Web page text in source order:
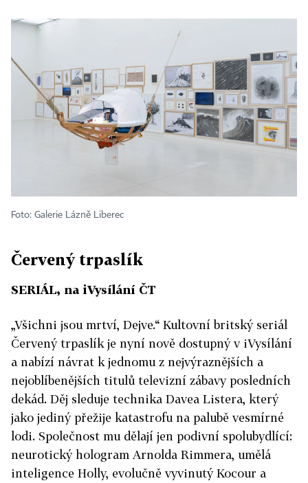
Foto: Galerie Lázně Liberec
Červený trpaslík
SERIÁL, na iVysílání ČT
„Všichni jsou mrtví, Dejve.“ Kultovní britský seriál
Červený trpaslík je nyní nově dostupný v iVysílání
a nabízí návrat k jednomu z nejvýraznějších a
nejoblíbenějších titulů televizní zábavy posledních
dekád. Děj sleduje technika Davea Listera, který
jako jediný přežije katastrofu na palubě vesmírné
lodi. Společnost mu dělají jen podivní spolubydlící:
neurotický hologram Arnolda Rimmera, umělá
inteligence Holly, evolučně vyvinutý Kocour a